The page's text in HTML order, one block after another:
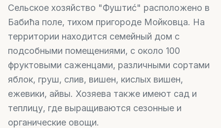
Сельское хозяйство "Фуштиć" расположено в
Бабића поле, тихом пригороде Мойковца. На
территории находится семейный дом с
подсобными помещениями, с около 100
фруктовыми саженцами, различными сортами
яблок, груш, слив, вишен, кислых вишен,
ежевики, айвы. Хозяева также имеют сад и
теплицу, где выращиваются сезонные и
органические овощи.